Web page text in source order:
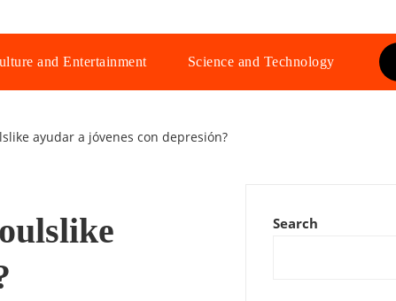
and Entertainment Science and Technology
ayudar a jóvenes con depresión?
Search